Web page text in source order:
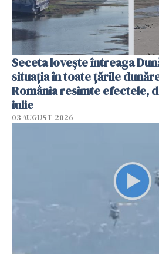
Seceta lovește întreaga
situația în toate țările
România resimte efectele,
iulie
03 AUGUST 2026